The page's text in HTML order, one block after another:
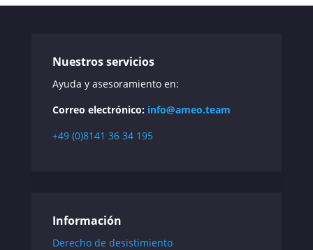
Nuestros servicios
Ayuda y asesoramiento en:
Correo electrónico: info@ameo.team
+49 (0)8141 36 34 195
Información
Derecho de desistimiento